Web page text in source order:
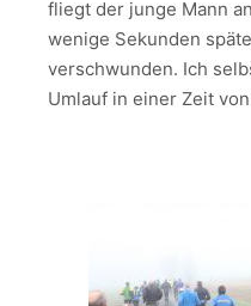
fliegt der junge Mann
wenige Sekunden
verschwunden. Ich
Umlauf in einer Zeit von